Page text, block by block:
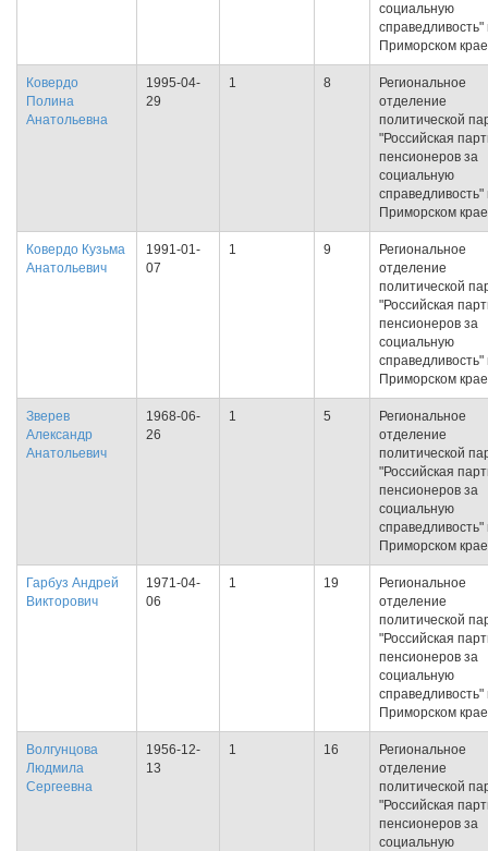
социальную
справедливость"
Приморском крае
Ковердо
Полина
Анатольевна
1995-04-
29
1 8
Региональное
отделение
политической
"Российская
пенсионеров за
социальную
справедливость"
Приморском крае
Ковердо Кузьма
Анатольевич
1991-01-
07
1 9
Региональное
отделение
политической
"Российская
пенсионеров за
социальную
справедливость"
Приморском крае
Зверев
Александр
Анатольевич
1968-06-
26
1 5
Региональное
отделение
политической
"Российская
пенсионеров за
социальную
справедливость"
Приморском крае
Гарбуз Андрей
Викторович
1971-04-
06
1 19
Региональное
отделение
политической
"Российская
пенсионеров за
социальную
справедливость"
Приморском крае
Волгунцова
Людмила
Сергеевна
1956-12-
13
1 16
Региональное
отделение
политической
"Российская
пенсионеров за
социальную